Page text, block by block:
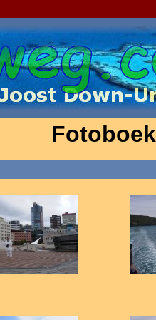
Fotoboek